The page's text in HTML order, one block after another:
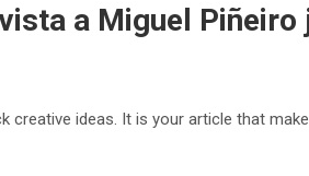
a Miguel
creative ideas. It is your article that